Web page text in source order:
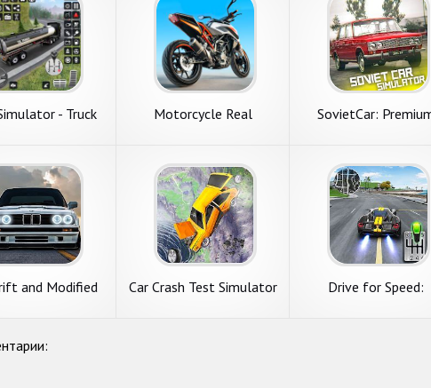
- Truck
Motorcycle Real
SovietCar:
and Modified
Car Crash Test Simulator
Drive for Speed: